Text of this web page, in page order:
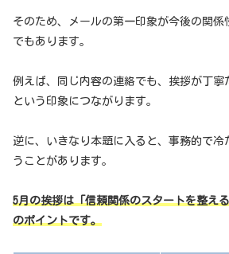
そのため、メールの第一印象が今後の関係
でもあります。
例えば、同じ内容の連絡でも、挨拶が丁寧
という印象につながります。
逆に、いきなり本題に入ると、事務的で冷
うことがあります。
5月の挨拶は「信頼関係のスタートを整え
のポイントです。